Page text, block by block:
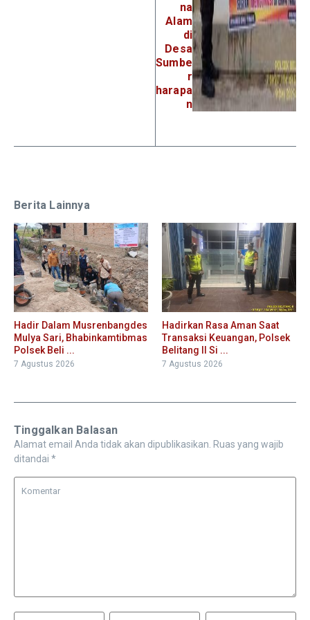
na
Alam
di
Desa
Sumbe
r
harapa
n
Berita Lainnya
Hadir Dalam Musrenbangdes
Mulya Sari, Bhabinkamtibmas
Polsek Beli ...
7 Agustus 2026
Hadirkan Rasa Aman Saat
Transaksi Keuangan, Polsek
Belitang II Si ...
7 Agustus 2026
Tinggalkan Balasan
Alamat email Anda tidak akan dipublikasikan. Ruas yang wajib
ditandai *